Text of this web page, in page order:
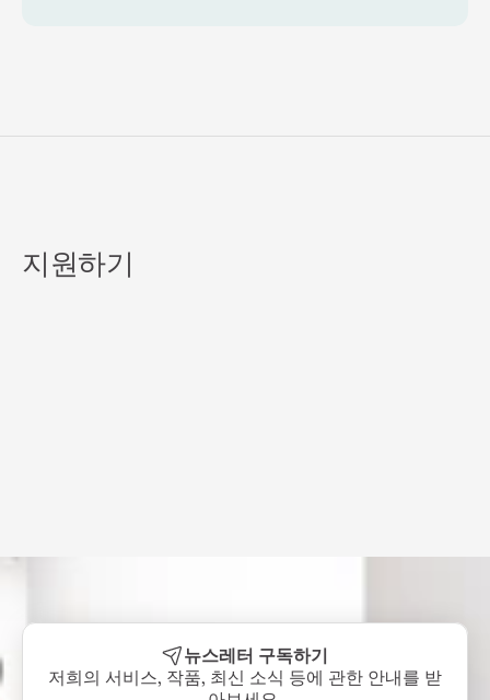
지원하기
뉴스레터 구독하기
저희의 서비스, 작품, 최신 소식 등에 관한 안내를 받